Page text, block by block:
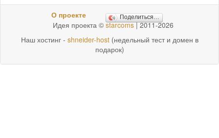
О проекте Поделиться…
Идея проекта © starcoms| 2011-2026
Наш хостинг - shneider-host(недельный тест и домен в
подарок)